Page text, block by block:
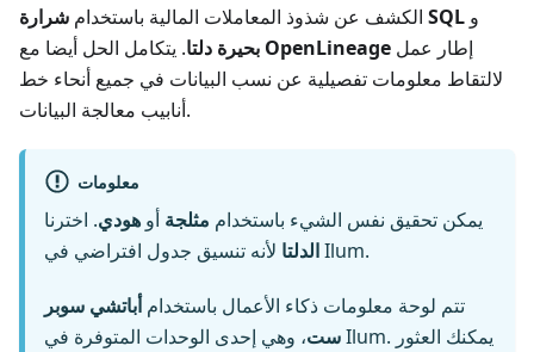
الكشف عن شذوذ المعاملات المالية باستخدام شرارة SQL و
بحيرة دلتا OpenLineage
لالتقاط معلومات تفصيلية عن نسب البيانات في جميع أنحاء خط
أنابيب معالجة البيانات.
معلومات
يمكن تحقيق نفس الشيء باستخدام مثلجة أو هودي. اخترنا
الدلتالأنه تنسيق جدول افتراضي في Ilum.
تتم لوحة معلومات ذكاء الأعمال باستخدامأباتشي سوبر
ست، وهي إحدى الوحدات المتوفرة في Ilum. يمكنك العثور